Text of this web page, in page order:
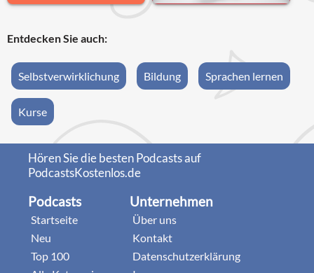
Entdecken Sie auch:
Selbstverwirklichung Bildung Sprachen lernen
Kurse
Hören Sie die besten Podcasts auf
PodcastsKostenlos.de
Podcasts
Startseite
Neu
Top 100
Unternehmen
Über uns
Kontakt
Datenschutzerklärung